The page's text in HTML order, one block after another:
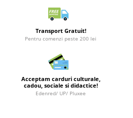
Tricouri
Figurine
Cani/Pahare
Transport Gratuit!
Pentru comenzi peste 200 lei
Acceptam carduri culturale,
cadou, sociale si didactice!
Edenred/ UP/ Pluxee